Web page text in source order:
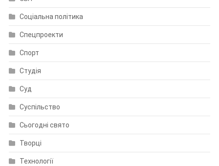
Соціальна політика
Спецпроекти
Спорт
Студія
Суд
Суспільство
Сьогодні свято
Творці
Технології